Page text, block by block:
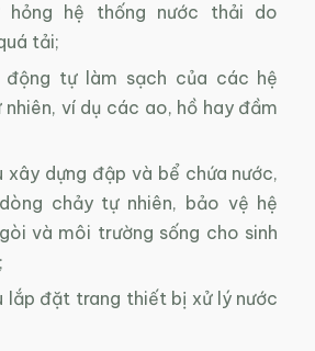
hệ thống nước thải do
tải;
tự làm sạch của các hệ
ví dụ các ao, hồ hay đầm
xây dựng đập và bể chứa nước,
chảy tự nhiên, bảo vệ hệ
và môi trường sống cho sinh
lắp đặt trang thiết bị xử lý nước